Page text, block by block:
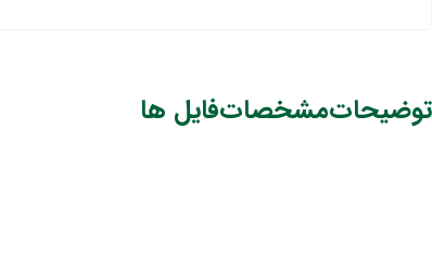
توضیحاتمشخصاتفایل ها